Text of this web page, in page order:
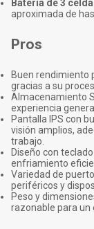
Batería de 3
aproximada de
Pros
Buen rendimiento
gracias a su
Almacenamiento
experiencia
Pantalla IPS con
visión amplios,
trabajo.
Diseño con
enfriamiento
Variedad de
periféricos y
Peso y
razonable para un